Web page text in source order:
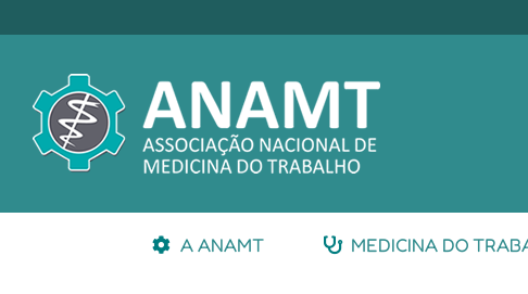
para
conteúdo
A ANAMT MEDICINA DO